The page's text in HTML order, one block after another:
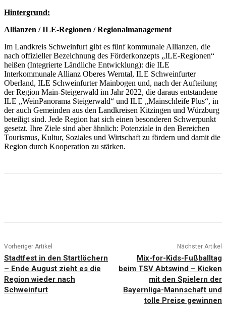
Hintergrund:
Allianzen / ILE-Regionen / Regionalmanagement
Im Landkreis Schweinfurt gibt es fünf kommunale Allianzen, die
nach offizieller Bezeichnung des Förderkonzepts „ILE-Regionen“
heißen (Integrierte Ländliche Entwicklung): die ILE
Interkommunale Allianz Oberes Werntal, ILE Schweinfurter
Oberland, ILE Schweinfurter Mainbogen und, nach der Aufteilung
der Region Main-Steigerwald im Jahr 2022, die daraus entstandene
ILE „WeinPanorama Steigerwald“ und ILE „Mainschleife Plus“, in
der auch Gemeinden aus den Landkreisen Kitzingen und Würzburg
beteiligt sind. Jede Region hat sich einen besonderen Schwerpunkt
gesetzt. Ihre Ziele sind aber ähnlich: Potenziale in den Bereichen
Tourismus, Kultur, Soziales und Wirtschaft zu fördern und damit die
Region durch Kooperation zu stärken.
Vorheriger Artikel
Stadtfest in den Startlöchern
– Ende August zieht es die
Region wieder nach
Schweinfurt
Nächster Artikel
Mix-for-Kids-Fußballtag
beim TSV Abtswind – Kicken
mit den Spielern der
Bayernliga-Mannschaft und
tolle Preise gewinnen